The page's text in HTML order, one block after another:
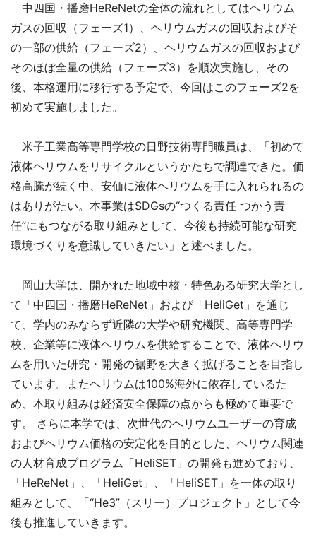
中四国・播磨HeReNetの全体の流れとしてはヘリウム
ガスの回収（フェーズ1）、ヘリウムガスの回収およびそ
の一部の供給（フェーズ2）、ヘリウムガスの回収および
そのほぼ全量の供給（フェーズ3）を順次実施し、その
後、本格運用に移行する予定で、今回はこのフェーズ2を
初めて実施しました。
米子工業高等専門学校の日野技術専門職員は、「初めて
液体ヘリウムをリサイクルというかたちで調達できた。価
格高騰が続く中、安価に液体ヘリウムを手に入れられるの
はありがたい。本事業はSDGsの“つくる責任 つかう責
任”にもつながる取り組みとして、今後も持続可能な研究
環境づくりを意識していきたい」と述べました。
岡山大学は、開かれた地域中核・特色ある研究大学とし
て「中四国・播磨HeReNet」および「HeliGet」を通じ
て、学内のみならず近隣の大学や研究機関、高等専門学
校、企業等に液体ヘリウムを供給することで、液体ヘリウ
ムを用いた研究・開発の裾野を大きく拡げることを目指し
ています。またヘリウムは100%海外に依存しているた
め、本取り組みは経済安全保障の点からも極めて重要で
す。 さらに本学では、次世代のヘリウムユーザーの育成
およびヘリウム価格の安定化を目的とした、ヘリウム関連
の人材育成プログラム「HeliSET」の開発も進めており、
「HeReNet」、「HeliGet」、「HeliSET」を一体の取り
組みとして、「“He3”（スリー）プロジェクト」として今
後も推進していきます。